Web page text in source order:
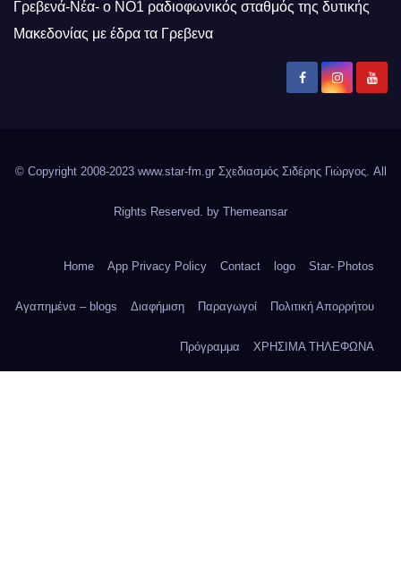
Γρεβενά-Νέα- ο ΝΟ1 ραδιοφωνικός σταθμός της δυτικής
Μακεδονίας με έδρα τα Γρεβενα
© Copyright 2008-2023 www.star-fm.gr Σχεδιασμός Σιδέρης Γιώργος. All
Rights Reserved. by Themeansar
Home App Privacy Policy Contact logo Star- Photos
Αγαπημένα – blogs Διαφήμιση Παραγωγοί Πολιτική Απορρήτου
Πρόγραμμα ΧΡΗΣΙΜΑ ΤΗΛΕΦΩΝΑ